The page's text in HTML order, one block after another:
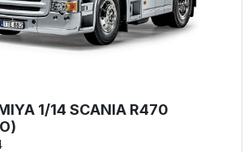
1/14 SCANIA R470